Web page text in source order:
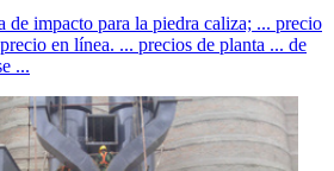
de impacto para la piedra caliza; ... precio
en línea. ... precios de planta ... de
...